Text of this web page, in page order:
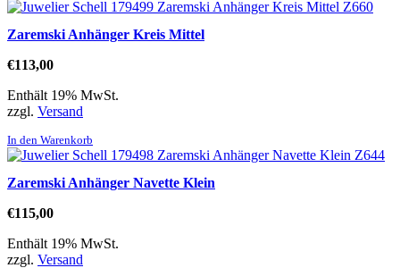
Zaremski Anhänger Kreis Mittel
€113,00
Enthält 19% MwSt.
zzgl. Versand
In den Warenkorb
Zaremski Anhänger Navette Klein
€115,00
Enthält 19% MwSt.
zzgl. Versand